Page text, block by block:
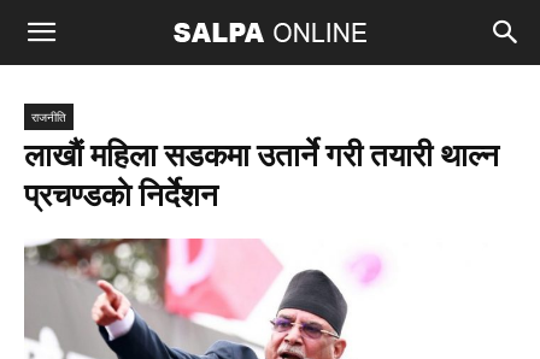
राजनीति
लाखाैं महिला सडकमा उतार्ने गरी तयारी थाल्न
प्रचण्डकाे निर्देशन